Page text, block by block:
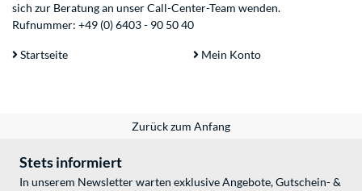
sich zur Beratung an unser Call-Center-Team wenden.
Rufnummer: +49 (0) 6403 - 90 50 40
Startseite Mein Konto
Zurück zum Anfang
Stets informiert
In unserem Newsletter warten exklusive Angebote, Gutschein- &